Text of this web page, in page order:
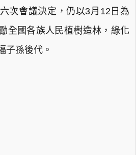
次會議決定，仍以3月12日為
全國各族人民植樹造林，綠化
子孫後代。